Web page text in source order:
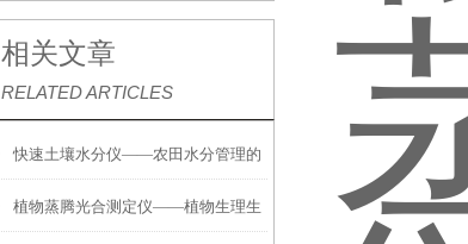
相关文章
RELATED ARTICLES
快速土壤水分仪——农田水分管理的
便携式检测工具
植物蒸腾光合测定仪——植物生理生